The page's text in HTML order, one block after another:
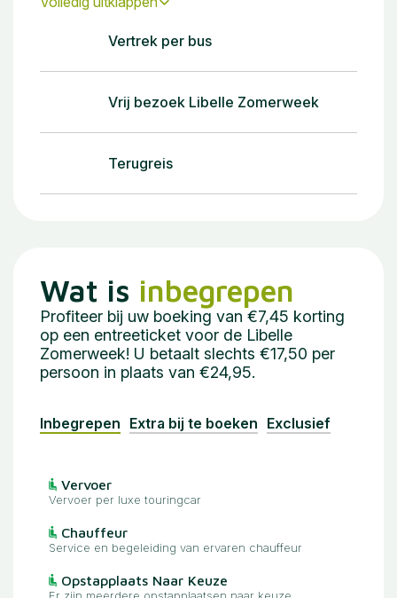
Vertrek per bus
Vrij bezoek Libelle Zomerweek
Terugreis
Wat is inbegrepen
Profiteer bij uw boeking van €7,45 korting
op een entreeticket voor de Libelle
Zomerweek! U betaalt slechts €17,50 per
persoon in plaats van €24,95.
Inbegrepen Extra bij te boeken Exclusief
Vervoer
Vervoer per luxe touringcar
Chauffeur
Service en begeleiding van ervaren chauffeur
Opstapplaats Naar Keuze